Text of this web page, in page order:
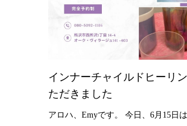
インナーチャイルドヒーリ
ただきました
アロハ、Emyです。 今日、6月15日